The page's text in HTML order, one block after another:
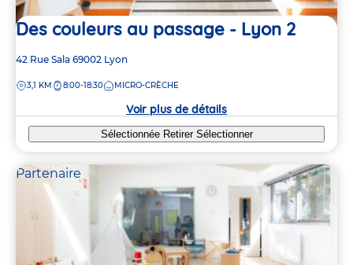
Des couleurs au passage - Lyon 2
Adresse
la
42 Rue Sala 69002 Lyon
DISTANCE
3,1 KM 8:00-18:30 MICRO-CRÈCHE
Voir plus de détails
Sélectionnée Retirer Sélectionner
Partenaire